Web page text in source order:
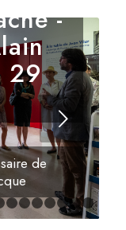
-
29
de
1011121314151617